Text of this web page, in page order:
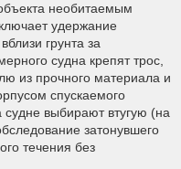
необитаемым
удержание
грунта за
судна крепят трос,
из прочного материала и
спускаемого
судне выбирают втугую (на
затонувшего
течения без